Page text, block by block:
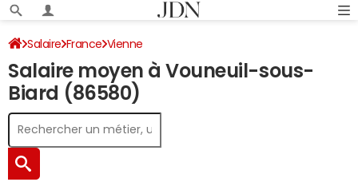
Salaire France Vienne
Salaire moyen à Vouneuil-sous-
Biard (86580)